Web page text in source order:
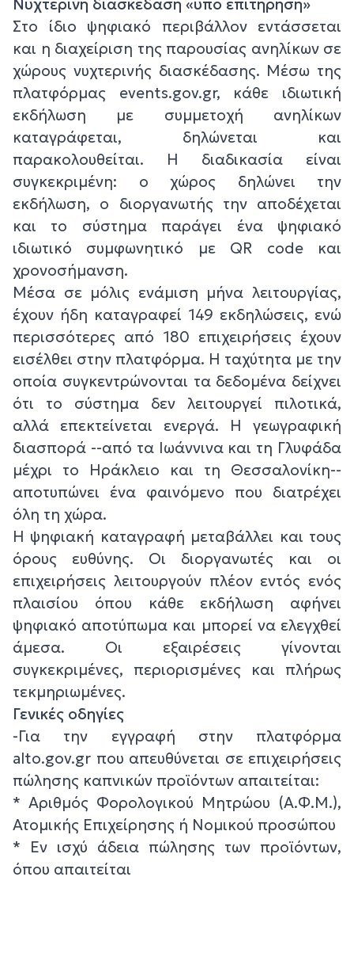
Νυχτερινή διασκέδαση «υπό επιτήρηση»
Στο ίδιο ψηφιακό περιβάλλον εντάσσεται
και η διαχείριση της παρουσίας ανηλίκων σε
χώρους νυχτερινής διασκέδασης. Μέσω της
πλατφόρμας events.gov.gr, κάθε ιδιωτική
εκδήλωση με συμμετοχή ανηλίκων
καταγράφεται, δηλώνεται και
παρακολουθείται. Η διαδικασία είναι
συγκεκριμένη: ο χώρος δηλώνει την
εκδήλωση, ο διοργανωτής την αποδέχεται
και το σύστημα παράγει ένα ψηφιακό
ιδιωτικό συμφωνητικό με QR code και
χρονοσήμανση.
Μέσα σε μόλις ενάμιση μήνα λειτουργίας,
έχουν ήδη καταγραφεί 149 εκδηλώσεις, ενώ
περισσότερες από 180 επιχειρήσεις έχουν
εισέλθει στην πλατφόρμα. Η ταχύτητα με την
οποία συγκεντρώνονται τα δεδομένα δείχνει
ότι το σύστημα δεν λειτουργεί πιλοτικά,
αλλά επεκτείνεται ενεργά. Η γεωγραφική
διασπορά --από τα Ιωάννινα και τη Γλυφάδα
μέχρι το Ηράκλειο και τη Θεσσαλονίκη--
αποτυπώνει ένα φαινόμενο που διατρέχει
όλη τη χώρα.
Η ψηφιακή καταγραφή μεταβάλλει και τους
όρους ευθύνης. Οι διοργανωτές και οι
επιχειρήσεις λειτουργούν πλέον εντός ενός
πλαισίου όπου κάθε εκδήλωση αφήνει
ψηφιακό αποτύπωμα και μπορεί να ελεγχθεί
άμεσα. Οι εξαιρέσεις γίνονται
συγκεκριμένες, περιορισμένες και πλήρως
τεκμηριωμένες.
Γενικές οδηγίες
-Για την εγγραφή στην πλατφόρμα
alto.gov.gr που απευθύνεται σε επιχειρήσεις
πώλησης καπνικών προϊόντων απαιτείται:
* Αριθμός Φορολογικού Μητρώου (Α.Φ.Μ.),
Ατομικής Επιχείρησης ή Νομικού προσώπου
* Εν ισχύ άδεια πώλησης των προϊόντων,
όπου απαιτείται